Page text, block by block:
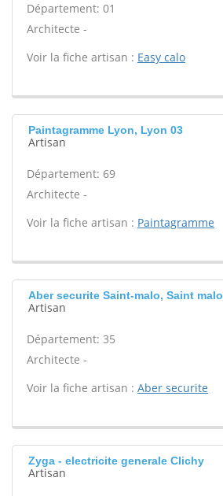
Département: 01
Architecte -
Voir la fiche artisan : Easy calo
Paintagramme Lyon, Lyon 03
Artisan
Département: 69
Architecte -
Voir la fiche artisan : Paintagramme
Aber securite Saint-malo, Saint malo
Artisan
Département: 35
Architecte -
Voir la fiche artisan : Aber securite
Zyga - electricite generale Clichy
Artisan